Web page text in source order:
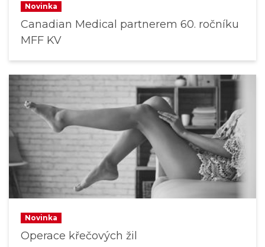
Novinka
Canadian Medical partnerem 60. ročníku
MFF KV
Novinka
Operace křečových žil